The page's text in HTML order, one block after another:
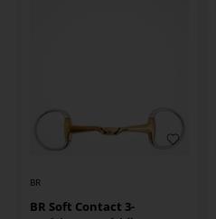
BR
BR Soft Contact 3-